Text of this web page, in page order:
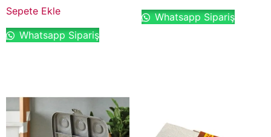
Sepete Ekle
Whatsapp Sipariş
Whatsapp Sipariş